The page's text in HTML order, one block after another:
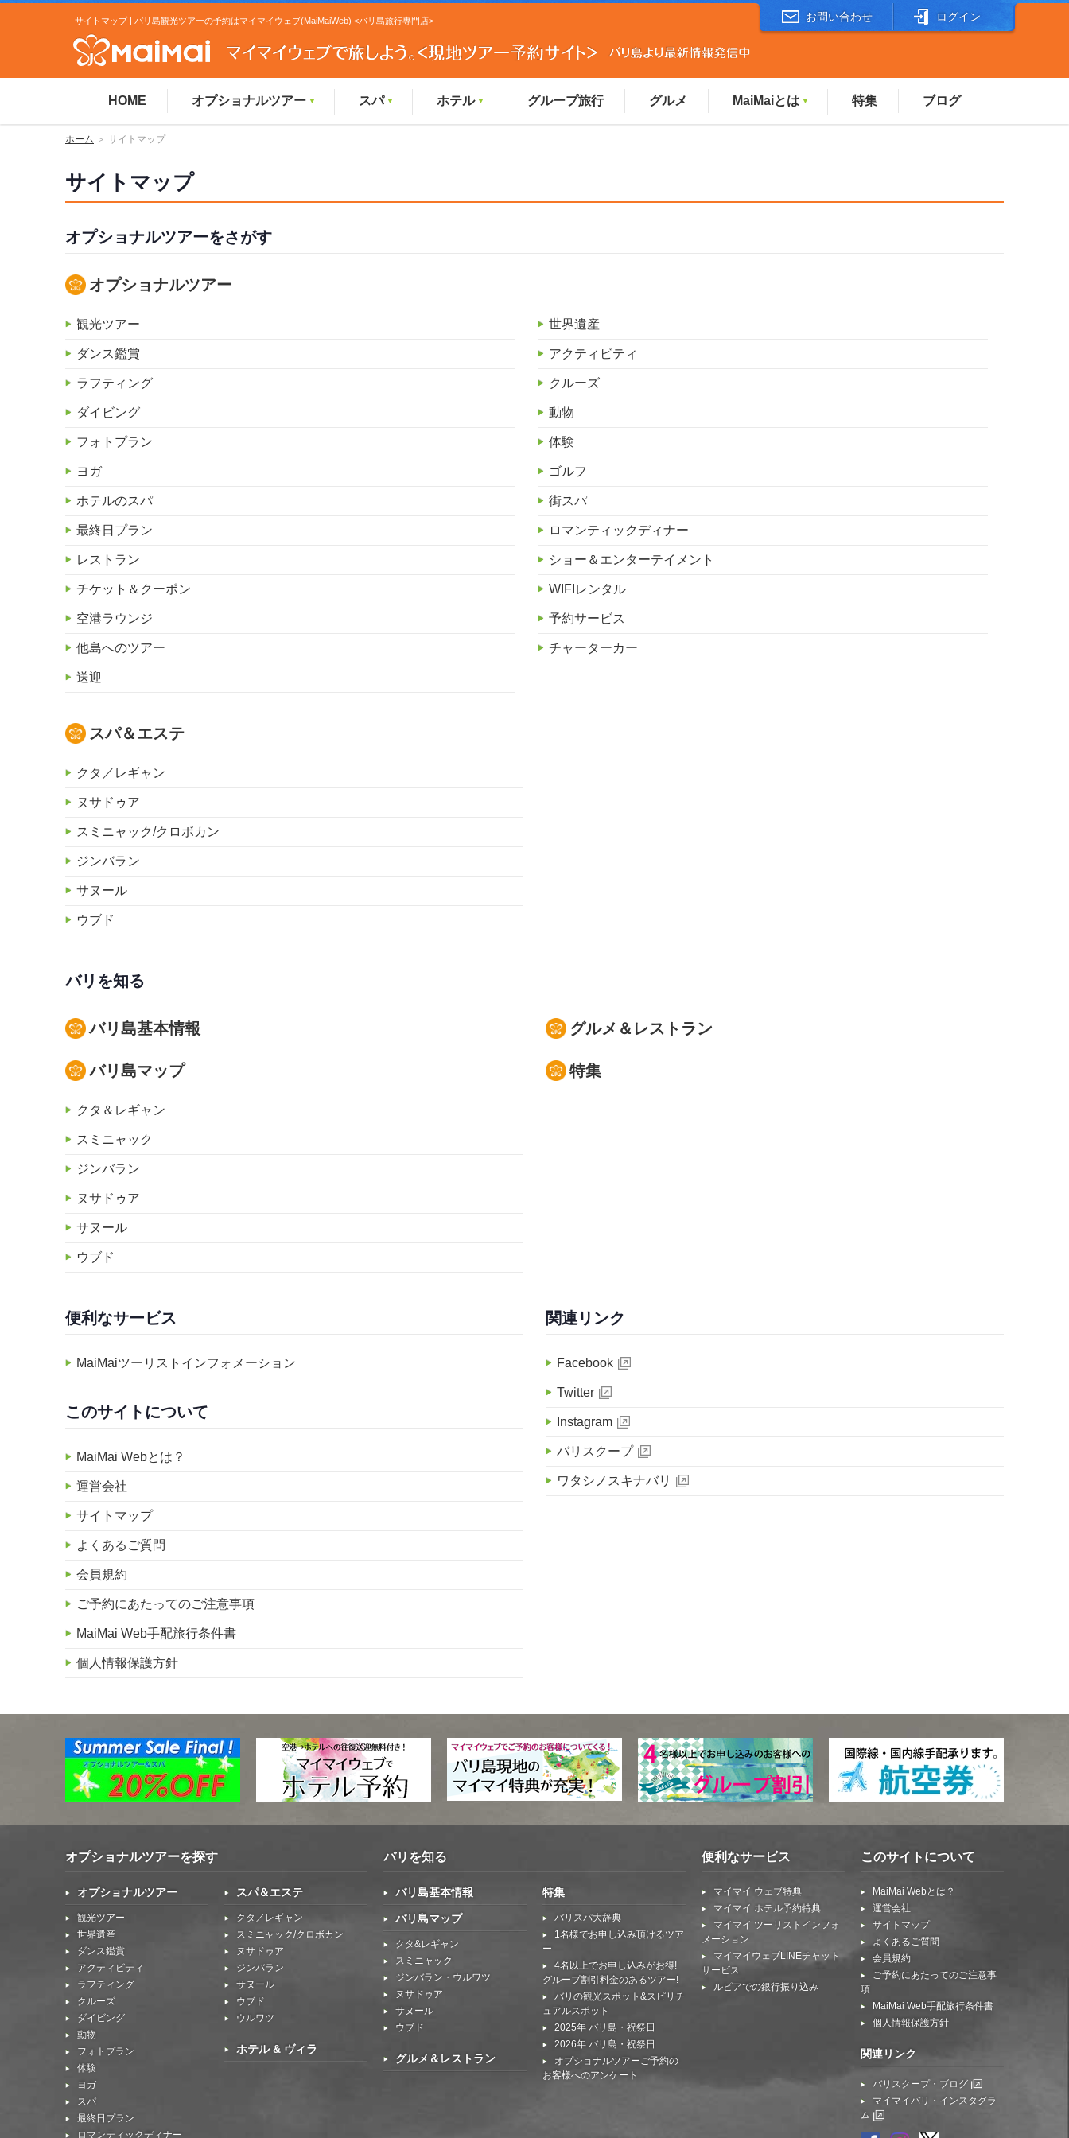
お問い合わせ ログイン
サイトマップ | バリ島観光ツアーの予約はマイマイウェブ(MaiMaiWeb) <バリ島旅行専門店>
HOME オプショナルツアー ▼ スパ ▼ ホテル ▼ グループ旅行 グルメ MaiMaiとは ▼ 特集 ブログ
ホーム ＞ サイトマップ
サイトマップ
オプショナルツアーをさがす
オプショナルツアー
観光ツアー 世界遺産
ダンス鑑賞 アクティビティ
ラフティング クルーズ
ダイビング 動物
フォトプラン 体験
ヨガ ゴルフ
ホテルのスパ 街スパ
最終日プラン ロマンティックディナー
レストラン ショー＆エンターテイメント
チケット＆クーポン WIFIレンタル
空港ラウンジ 予約サービス
他島へのツアー チャーターカー
送迎
スパ＆エステ
クタ／レギャン
ヌサドゥア
スミニャック/クロボカン
ジンバラン
サヌール
ウブド
バリを知る
バリ島基本情報
バリ島マップ
クタ＆レギャン
スミニャック
ジンバラン
ヌサドゥア
サヌール
ウブド
グルメ＆レストラン
特集
便利なサービス
MaiMaiツーリストインフォメーション
このサイトについて
MaiMai Webとは？
運営会社
サイトマップ
よくあるご質問
会員規約
ご予約にあたってのご注意事項
MaiMai Web手配旅行条件書
個人情報保護方針
関連リンク
Facebook
Twitter
Instagram
バリスクープ
ワタシノスキナバリ
オプショナルツアーを探す
オプショナルツアー
観光ツアー
世界遺産
ダンス鑑賞
アクティビティ
ラフティング
クルーズ
ダイビング
動物
フォトプラン
体験
ヨガ
スパ
最終日プラン
ロマンティックディナー
スパ＆エステ
クタ／レギャン
スミニャック/クロボカン
ヌサドゥア
ジンバラン
サヌール
ウブド
ウルワツ
ホテル & ヴィラ
バリを知る
バリ島基本情報
バリ島マップ
クタ&レギャン
スミニャック
ジンバラン・ウルワツ
ヌサドゥア
サヌール
ウブド
グルメ＆レストラン
特集
バリスパ大辞典
1名様でお申し込み頂けるツア
ー
4名以上でお申し込みがお得!
グループ割引料金のあるツアー!
バリの観光スポット&スピリチ
ュアルスポット
2025年 バリ島・祝祭日
2026年 バリ島・祝祭日
オプショナルツアーご予約の
お客様へのアンケート
便利なサービス
マイマイ ウェブ特典
マイマイ ホテル予約特典
マイマイ ツーリストインフォ
メーション
マイマイウェブLINEチャット
サービス
ルピアでの銀行振り込み
このサイトについて
MaiMai Webとは？
運営会社
サイトマップ
よくあるご質問
会員規約
ご予約にあたってのご注意事
項
MaiMai Web手配旅行条件書
個人情報保護方針
関連リンク
バリスクープ・ブログ
マイマイバリ・インスタグラ
ム